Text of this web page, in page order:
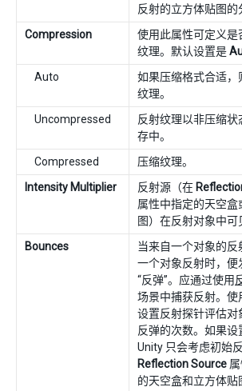
反射的立方体贴图的
Compression
使用此属性可定义是
纹理。默认设置是
Auto
如果压缩格式合适，
纹理。
Uncompressed
反射纹理以非压缩状
存中。
Compressed
压缩纹理。
Intensity Multiplier
反射源（在
属性中指定的天空盒
图）在反射对象中可
Bounces
当来自一个对象的反
一个对象反射时，便
“反弹”。应通过使用
场景中捕获反射。使
设置反射探针评估对
反弹的次数。如果设
Unity 只会考虑初始
Reflection Source
的天空盒和立方体贴